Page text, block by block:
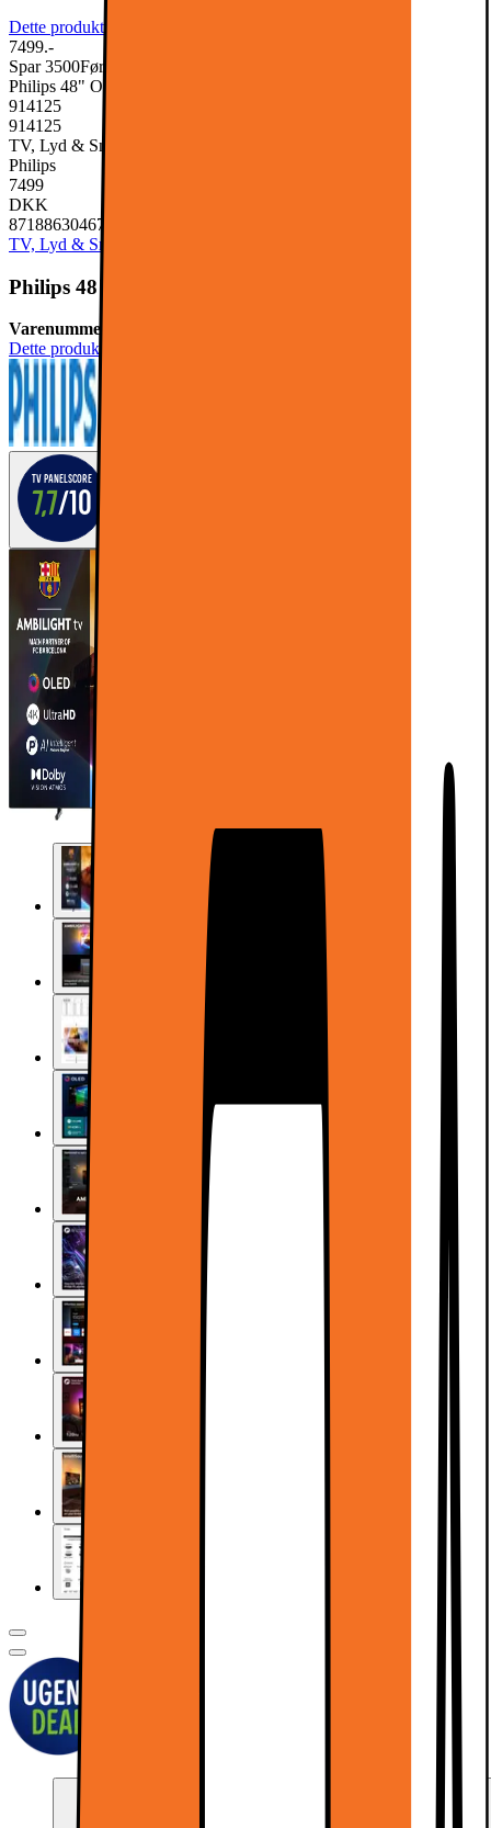
Dette produkt er blevet bedømt til 4.7 ud af 5 stjerner.
7499.-
Spar 3500Førpris: 10999.-
Philips 48" OLED760 4K OLED Smart TV (2025)
914125
914125
TV, Lyd & Smart Home, TV & Tilbehør, TV
Philips
7499
DKK
8718863046753
TV, Lyd & Smart Home
Philips 48" OLED760 4K OLED Smart TV (2025)
Varenummer:
Dette produkt er blevet bedømt til 4.7 ud af 5 stjerner.
TV PANELSCORE
7,7/10